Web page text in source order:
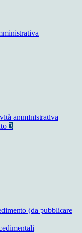
amministrativa
3
(da pubblicare